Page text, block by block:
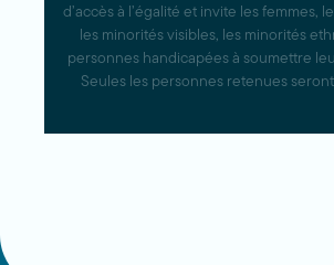
d’accès à l’égalité et invite les femmes,
les minorités visibles, les minorités
personnes handicapées à soumettre
Seules les personnes retenues